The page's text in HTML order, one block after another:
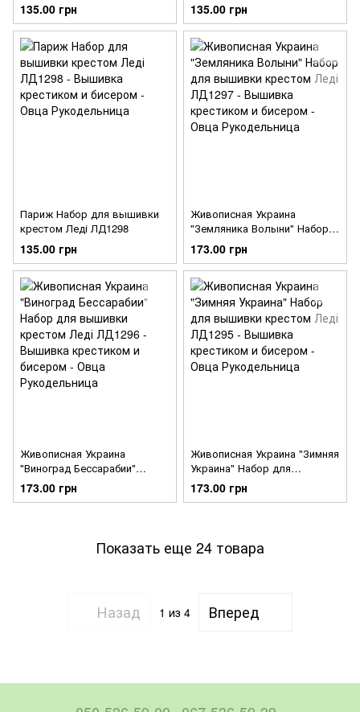
135.00 грн 135.00 грн
Париж Набор для вышивки
крестом Леді ЛД1298
135.00 грн
Живописная Украина
"Земляника Волыни" Набор
для вышивки крестом Леді
ЛД1297
173.00 грн
Живописная Украина
"Виноград Бессарабии"
Набор для вышивки крестом
Леді ЛД1296
173.00 грн
Живописная Украина "Зимняя
Украина" Набор для
вышивки крестом Леді
ЛД1295
173.00 грн
Показать еще 24 товара
Назад 1 из 4 Вперед